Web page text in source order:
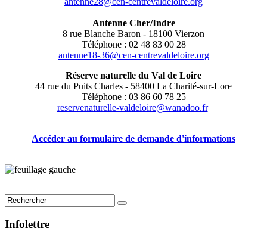
Antenne Cher/Indre
8 rue Blanche Baron - 18100 Vierzon
Téléphone : 02 48 83 00 28
antenne18-36@cen-centrevaldeloire.org
Réserve naturelle du Val de Loire
44 rue du Puits Charles - 58400 La Charité-sur-Lore
Téléphone : 03 86 60 78 25
reservenaturelle-valdeloire@wanadoo.fr
Accéder au formulaire de demande d'informations
Infolettre